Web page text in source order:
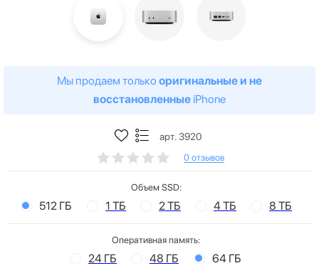
Мы продаем только оригинальные и не
восстановленные iPhone
арт. 3920
0 отзывов
Объем SSD:
512 ГБ 1 ТБ 2 ТБ 4 ТБ 8 ТБ
Оперативная память:
24 ГБ 48 ГБ 64 ГБ